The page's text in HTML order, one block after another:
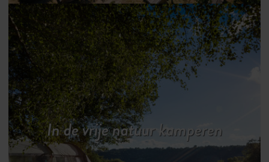
In de vrije natuur kamperen